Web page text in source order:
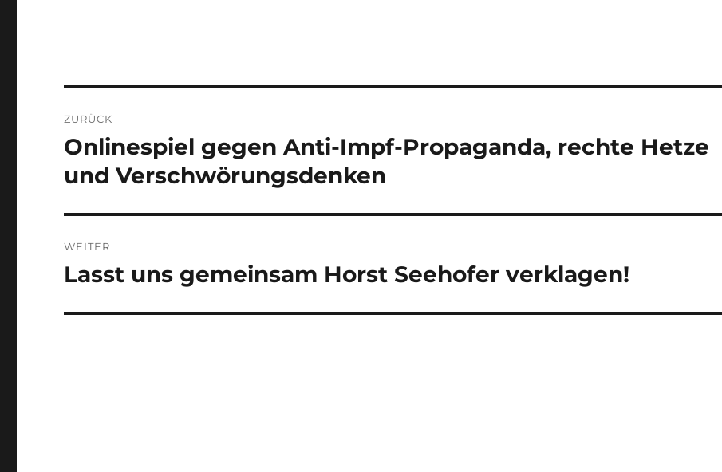
ZURÜCK
Vorheriger
Beitrag:
Onlinespiel gegen Anti-Impf-Propaganda, rechte Hetze
und Verschwörungsdenken
WEITER
Nächster
Lasst uns gemeinsam Horst Seehofer verklagen!